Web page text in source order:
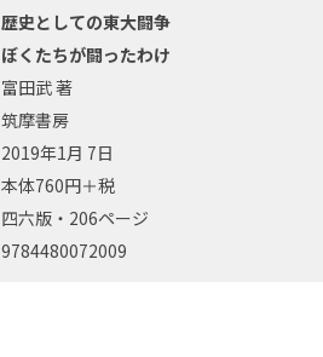
歴史としての東大闘争
ぼくたちが闘ったわけ
富田武 著
筑摩書房
2019年1月 7日
本体760円＋税
四六版・206ページ
9784480072009